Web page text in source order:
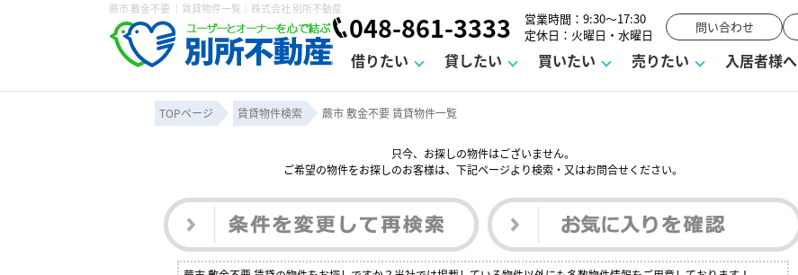
蕨市 敷金不要 ｜賃貸物件一覧｜株式会社 別所不動産
048-861-3333
営業時間：9:30～17:30
定休日：火曜日・水曜日
問い合わせ
借りたい
学区から探す 町名から探す 駐車場を探す
保存した検索条件 賃貸契約までの流れ よくある質問 不動産用語・賃貸用語集
貸したい
賃貸経営塾 賃貸Q&A 空室対策
オーナー座談会 賃貸法律相談室
買いたい
購入時の諸費用 購入までの流れ よくある質問
売りたい
不動産売却について 住み替え 借地底地 相続 仲介手数料について
媒介契約の種類 諸費用 仲介と買取の違い 必要な書類 売却の流れ
入居者様へ
入居者様専用ページ 退去申請フォーム 駐車場解約フォーム
スタッフ紹介 お知らせ お客様の声 街紹介
個人情報の取り扱い カスタマーハラスメントに対する基本方針
TOPページ 賃貸物件検索 蕨市 敷金不要 賃貸物件一覧
只今、お探しの物件はございません。
ご希望の物件をお探しのお客様は、下記ページより検索・又はお問合せください。